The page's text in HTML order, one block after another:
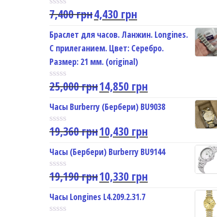
R
t
e
d
0
o
u
t
o
5
7,400грн4,430 грн
Браслет для часов. Ланжин. Longines.
С прилеганием. Цвет: Серебро.
Размер: 21 мм. (original)
R
t
e
d
0
o
u
t
o
f
5
25,000грн14,850 грн
Часы Burberry (Бербери) BU9038
R
t
e
d
0
o
u
t
o
19,360грн10,430 грн
Часы (Бербери) Burberry BU9144
R
t
e
d
19,190грн10,330 грн
Часы Longines L4.209.2.31.7